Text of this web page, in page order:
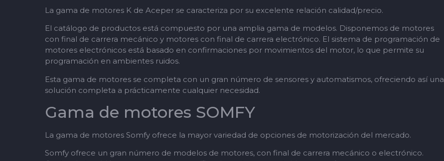
La gama de motores K de Aceper se caracteriza por su excelente relación calidad/precio.
El catálogo de productos está compuesto por una amplia gama de modelos. Disponemos de motores
con final de carrera mecánico y motores con final de carrera electrónico. El sistema de programación de
motores electrónicos está basado en confirmaciones por movimientos del motor, lo que permite su
programación en ambientes ruidos.
Esta gama de motores se completa con un gran número de sensores y automatismos, ofreciendo así una
solución completa a prácticamente cualquier necesidad.
Gama de motores SOMFY
La gama de motores Somfy ofrece la mayor variedad de opciones de motorización del mercado.
Somfy ofrece un gran número de modelos de motores, con final de carrera mecánico o electrónico.